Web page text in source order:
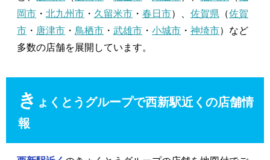
岡市 ・ 北九州市 ・ 久留米市 ・ 春日市）、 佐賀県 （佐賀
市 ・ 唐津市 ・ 鳥栖市 ・ 武雄市 ・ 小城市 ・ 神埼市）など
多数の店舗を展開しています。
き ょくとうグループで西新駅近くの店舗情
報